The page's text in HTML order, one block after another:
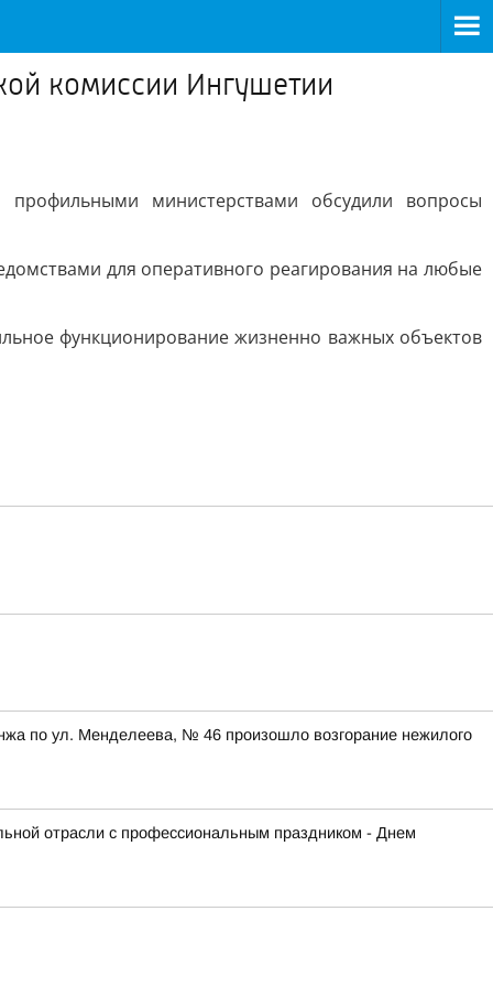
комиссии Ингушетии
министерствами обсудили вопросы
для оперативного реагирования на любые
функционирование жизненно важных объектов
по ул. Менделеева, № 46 произошло возгорание нежилого
отрасли с профессиональным праздником - Днем